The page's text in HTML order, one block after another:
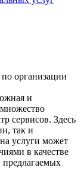
организации
и
сервисов. Здесь
так и
услуги может
в качестве